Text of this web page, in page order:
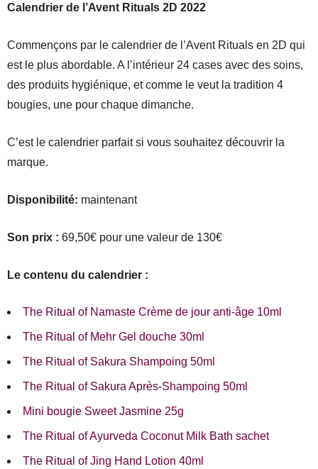
Calendrier de l’Avent Rituals 2D 2022
Commençons par le calendrier de l’Avent Rituals en 2D qui
est le plus abordable. A l’intérieur 24 cases avec des soins,
des produits hygiénique, et comme le veut la tradition 4
bougies, une pour chaque dimanche.
C’est le calendrier parfait si vous souhaitez découvrir la
marque.
Disponibilité: maintenant
Son prix : 69,50€ pour une valeur de 130€
Le contenu du calendrier :
The Ritual of Namaste Crème de jour anti-âge 10ml
The Ritual of Mehr Gel douche 30ml
The Ritual of Sakura Shampoing 50ml
The Ritual of Sakura Après-Shampoing 50ml
Mini bougie Sweet Jasmine 25g
The Ritual of Ayurveda Coconut Milk Bath sachet
The Ritual of Jing Hand Lotion 40ml